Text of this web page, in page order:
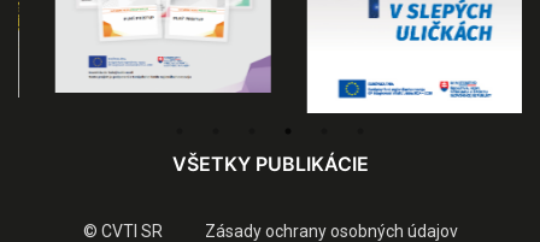
VŠETKY PUBLIKÁCIE
© CVTI SR Zásady ochrany osobných údajov